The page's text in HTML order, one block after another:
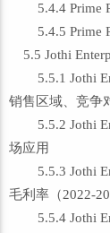
5.4.4 Prime
5.4.5 Prime
5.5 Jothi
5.5.1 Jothi
销售区域、竞争
5.5.2 Jothi
场应用
5.5.3 Jothi
毛利率（2022-
5.5.4 Jothi